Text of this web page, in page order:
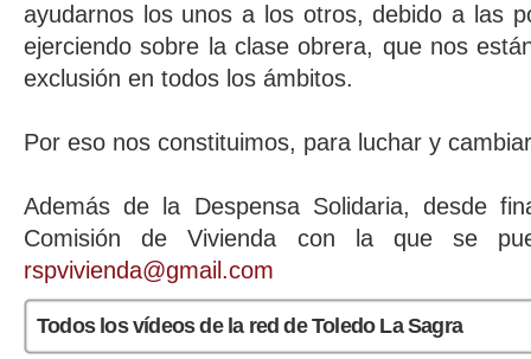
ayudarnos los unos a los otros, debido a las
ejerciendo sobre la clase obrera, que nos
exclusión en todos los ámbitos.
Por eso nos constituimos, para luchar y
Además de la Despensa Solidaria, desde
Comisión de Vivienda con la que se
rspvivienda@gmail.com
Todos los vídeos de la red de Toledo La Sagra